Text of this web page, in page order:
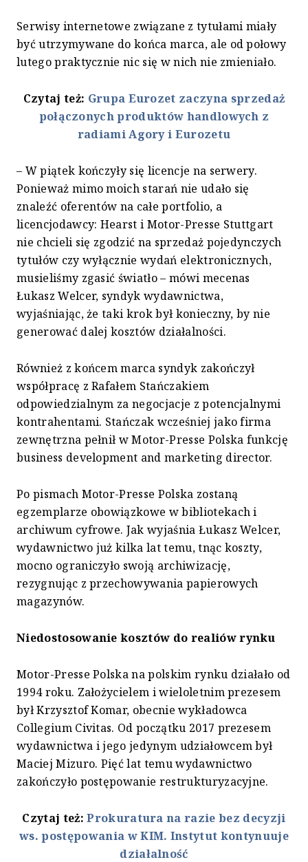
Serwisy internetowe związane z tytułami miały
być utrzymywane do końca marca, ale od połowy
lutego praktycznie nic się w nich nie zmieniało.
Czytaj też: Grupa Eurozet zaczyna sprzedaż
połączonych produktów handlowych z
radiami Agory i Eurozetu
– W piątek kończyły się licencje na serwery.
Ponieważ mimo moich starań nie udało się
znaleźć oferentów na całe portfolio, a
licencjodawcy: Hearst i Motor-Presse Stuttgart
nie chcieli się zgodzić na sprzedaż pojedynczych
tytułów czy wyłącznie wydań elektronicznych,
musieliśmy zgasić światło – mówi mecenas
Łukasz Welcer, syndyk wydawnictwa,
wyjaśniając, że taki krok był konieczny, by nie
generować dalej kosztów działalności.
Również z końcem marca syndyk zakończył
współpracę z Rafałem Stańczakiem
odpowiedzialnym za negocjacje z potencjalnymi
kontrahentami. Stańczak wcześniej jako firma
zewnętrzna pełnił w Motor-Presse Polska funkcję
business development and marketing director.
Po pismach Motor-Presse Polska zostaną
egzemplarze obowiązkowe w bibliotekach i
archiwum cyfrowe. Jak wyjaśnia Łukasz Welcer,
wydawnictwo już kilka lat temu, tnąc koszty,
mocno ograniczyło swoją archiwizację,
rezygnując z przechowywania papierowych
magazynów.
Niedostosowanie kosztów do realiów rynku
Motor-Presse Polska na polskim rynku działało od
1994 roku. Założycielem i wieloletnim prezesem
był Krzysztof Komar, obecnie wykładowca
Collegium Civitas. Od początku 2017 prezesem
wydawnictwa i jego jedynym udziałowcem był
Maciej Mizuro. Pięć lat temu wydawnictwo
zakończyło postępowanie restrukturyzacyjne.
Czytaj też:Prokuratura na razie bez decyzji
ws. postępowania w KIM. Instytut kontynuuje
działalność